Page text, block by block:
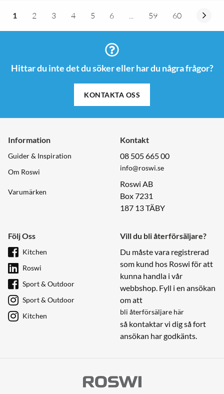
1 2 3 4 5 6 ... 59 60
Hittar du inte det du söker eller har du några frågor?
KONTAKTA OSS
Information
Guider & Inspiration
Om Roswi
Varumärken
Kontakt
08 505 665 00
info@roswi.se
Roswi AB
Box 7231
187 13 TÄBY
Följ Oss
Kitchen
Roswi
Sport & Outdoor
Sport & Outdoor
Kitchen
Vill du bli återförsäljare?
Du måste vara registrerad
som kund hos Roswi för att
kunna handla i vår
webbshop. Fyll i en ansökan
om att
bli återförsäljare här
så kontaktar vi dig så fort
ansökan har godkänts.